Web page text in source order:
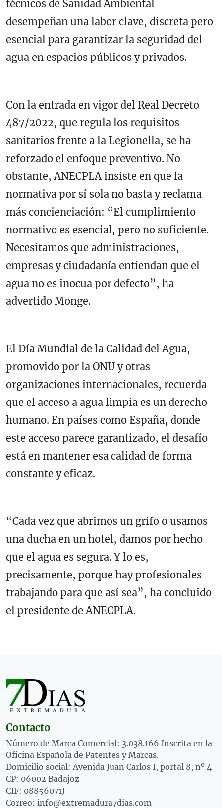
técnicos de Sanidad Ambiental
desempeñan una labor clave, discreta pero
esencial para garantizar la seguridad del
agua en espacios públicos y privados.
Con la entrada en vigor del Real Decreto
487/2022, que regula los requisitos
sanitarios frente a la Legionella, se ha
reforzado el enfoque preventivo. No
obstante, ANECPLA insiste en que la
normativa por sí sola no basta y reclama
más concienciación: “El cumplimiento
normativo es esencial, pero no suficiente.
Necesitamos que administraciones,
empresas y ciudadanía entiendan que el
agua no es inocua por defecto”, ha
advertido Monge.
El Día Mundial de la Calidad del Agua,
promovido por la ONU y otras
organizaciones internacionales, recuerda
que el acceso a agua limpia es un derecho
humano. En países como España, donde
este acceso parece garantizado, el desafío
está en mantener esa calidad de forma
constante y eficaz.
“Cada vez que abrimos un grifo o usamos
una ducha en un hotel, damos por hecho
que el agua es segura. Y lo es,
precisamente, porque hay profesionales
trabajando para que así sea”, ha concluido
el presidente de ANECPLA.
Contacto
Número de Marca Comercial: 3.038.166 Inscrita en la
Oficina Española de Patentes y Marcas.
Domicilio social: Avenida Juan Carlos I, portal 8, nº 4
CP: 06002 Badajoz
CIF: 08856071J
Correo: info@extremadura7dias.com